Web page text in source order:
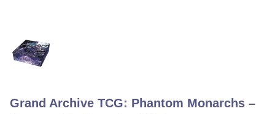
Grand Archive TCG: Phantom Monarchs –